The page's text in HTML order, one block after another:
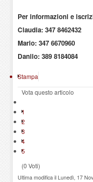
Per informazioni e
Claudia: 347 8462432
Mario: 347 6670960
Danilo: 389 8184084
Stampa
Vota questo articolo
1
2
3
4
5
(0 Voti)
Ultima modifica il Lunedì, 17